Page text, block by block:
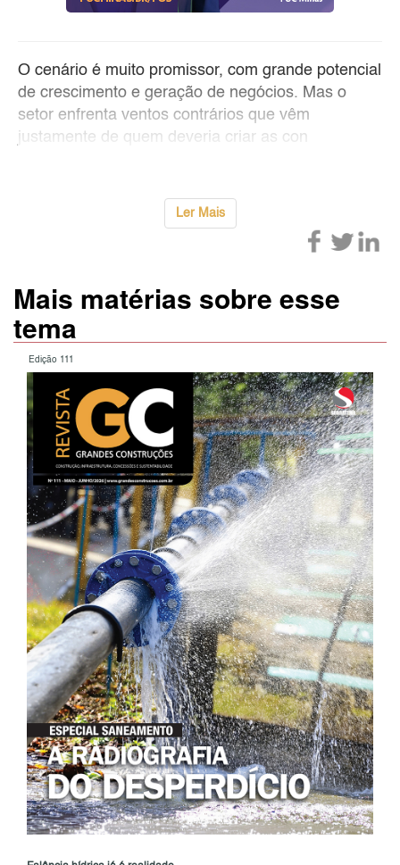
O cenário é muito promissor, com grande potencial
de crescimento e geração de negócios. Mas o
setor enfrenta ventos contrários que vêm
justamente de quem deveria criar as con
Ler Mais
Mais matérias sobre esse
tema
Edição 111